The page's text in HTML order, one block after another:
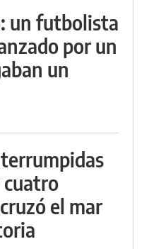
un futbolista
por un
un
cuatro
el mar